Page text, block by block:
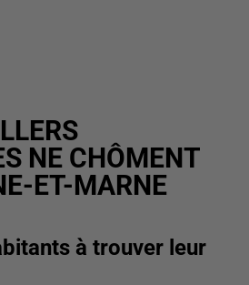
NE CHÔMENT
ET-MARNE
à trouver leur